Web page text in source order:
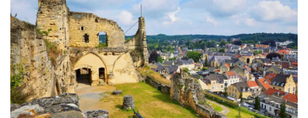
Wielen!